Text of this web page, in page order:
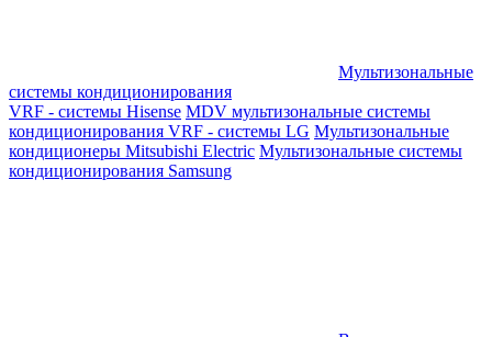
Мультизональные
системы кондиционирования
VRF - системы Hisense MDV мультизональные системы
кондиционирования VRF - системы LG Мультизональные
кондиционеры Mitsubishi Electric Мультизональные системы
кондиционирования Samsung